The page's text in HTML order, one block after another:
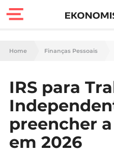
Finanças
Carreira
Casa
Lifestyle
Home Finanças Pessoais
IRS para
preencher
em 2026